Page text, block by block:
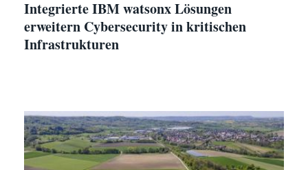
Integrierte IBM watsonx Lösungen
erweitern Cybersecurity in kritischen
Infrastrukturen